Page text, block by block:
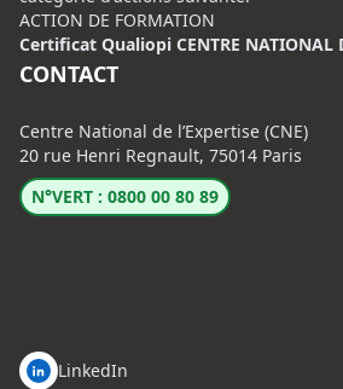
ACTION DE FORMATION
Certificat Qualiopi CENTRE NATIONAL
CONTACT
Centre National de l’Expertise (CNE)
20 rue Henri Regnault, 75014 Paris
N°VERT : 0800 00 80 89
LinkedIn